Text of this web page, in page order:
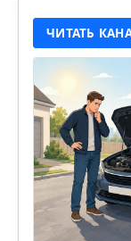
ЧИТАТЬ